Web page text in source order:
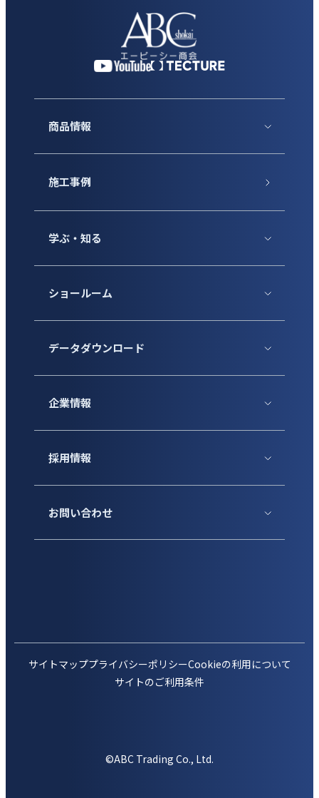
商品情報
施工事例
学ぶ・知る
ショールーム
データダウンロード
企業情報
採用情報
お問い合わせ
サイトマッププライバシーポリシーCookieの利用について
サイトのご利用条件
©ABC Trading Co., Ltd.